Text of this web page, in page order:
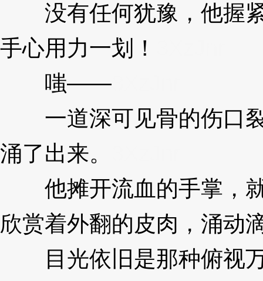
没有任何犹豫，他握紧
手心用力一划！
嗤——
一道深可见骨的伤口裂
涌了出来。
他摊开流血的手掌，就
欣赏着外翻的皮肉，涌动
目光依旧是那种俯视万